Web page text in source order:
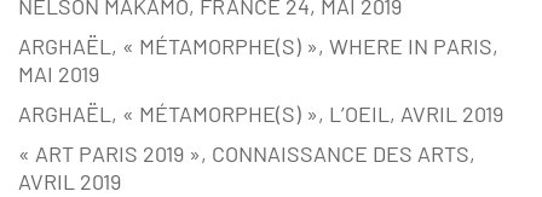
NELSON MAKAMO, FRANCE 24, MAI 2019
ARGHAËL, « MÉTAMORPHE(S) », WHERE IN PARIS,
MAI 2019
ARGHAËL, « MÉTAMORPHE(S) », L’OEIL, AVRIL 2019
« ART PARIS 2019 », CONNAISSANCE DES ARTS,
AVRIL 2019